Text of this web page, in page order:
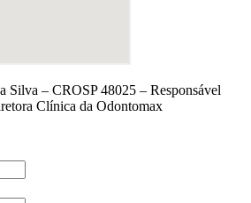
Silva – CROSP 48025 – Responsável
Clínica da Odontomax